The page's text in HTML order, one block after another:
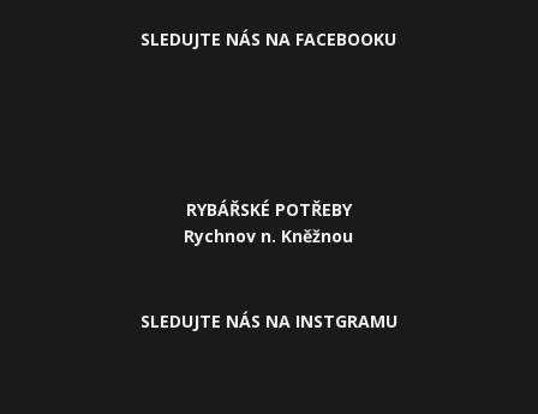
SLEDUJTE NÁS NA FACEBOOKU
RYBÁŘSKÉ POTŘEBY
Rychnov n. Kněžnou
SLEDUJTE NÁS NA INSTGRAMU